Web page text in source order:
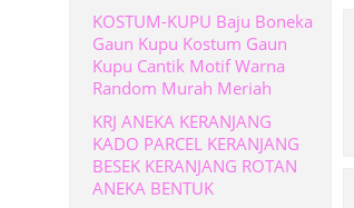
KOSTUM-KUPU Baju Boneka
Gaun Kupu Kostum Gaun
Kupu Cantik Motif Warna
Random Murah Meriah
KRJ ANEKA KERANJANG
KADO PARCEL KERANJANG
BESEK KERANJANG ROTAN
ANEKA BENTUK